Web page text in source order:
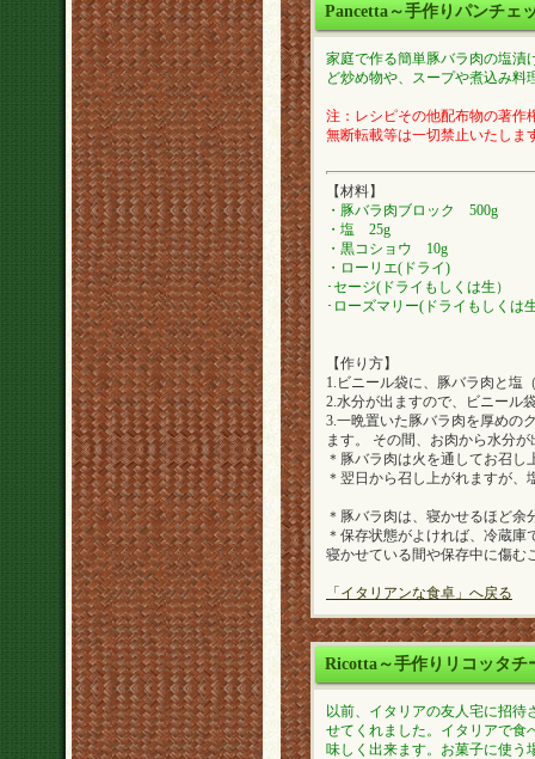
Pancetta～手作りパンチェ
家庭で作る簡単豚バラ肉の塩漬
ど炒め物や、スープや煮込み
注：レシピその他配布物の著作
無断転載等は一切禁止いたしま
【材料】
・豚バラ肉ブロック 500g
・塩 25g
・黒コショウ 10g
・ローリエ(ドライ)
･セージ(ドライもしくは生）
･ローズマリー(ドライもしくは
【作り方】
1.ビニール袋に、豚バラ肉と塩
2.水分が出ますので、ビニール
3.一晩置いた豚バラ肉を厚めの
ます。 その間、お肉から水分
＊豚バラ肉は火を通してお召し
＊翌日から召し上がれますが
＊豚バラ肉は、寝かせるほど
＊保存状態がよければ、冷蔵
寝かせている間や保存中に傷む
「イタリアンな食卓」へ戻る
Ricotta～手作りリコッタチ
以前、イタリアの友人宅に招
せてくれました。イタリアで食
味しく出来ます。お菓子に使う